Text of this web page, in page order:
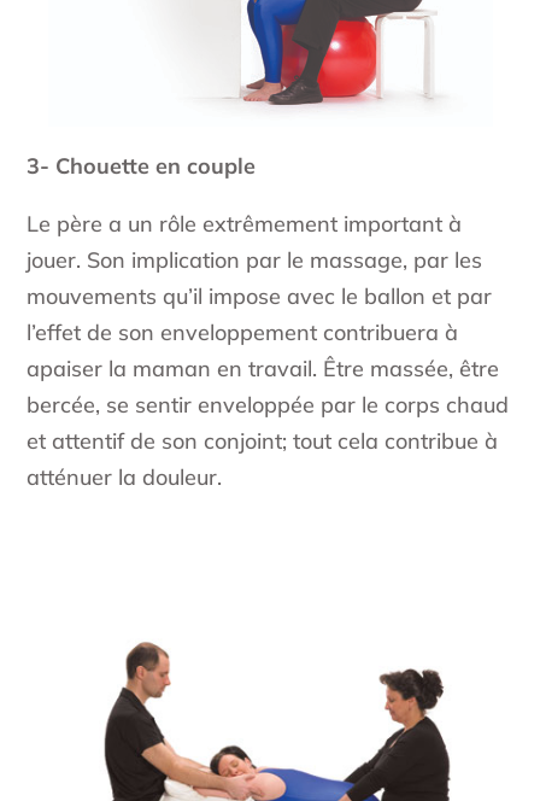
3- Chouette en couple
Le père a un rôle extrêmement important à
jouer. Son implication par le massage, par les
mouvements qu’il impose avec le ballon et par
l’effet de son enveloppement contribuera à
apaiser la maman en travail. Être massée, être
bercée, se sentir enveloppée par le corps chaud
et attentif de son conjoint; tout cela contribue à
atténuer la douleur.